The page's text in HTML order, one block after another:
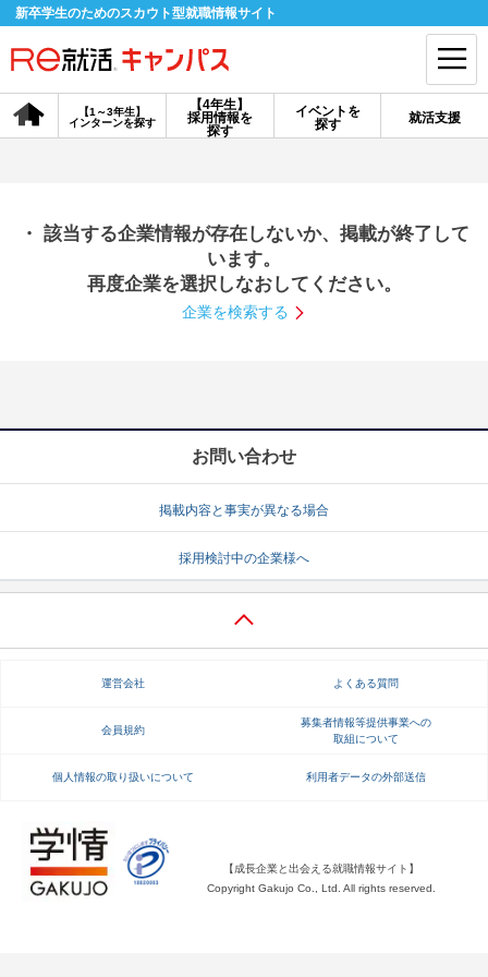
新卒学生のためのスカウト型就職情報サイト
【4年生】
採用情報を
探す
【1～3年生】
インターンを探す
イベントを
探す
就活支援
会員登録 ログイン
探す
【4年生】
説明会を探す
就活ノウハウ・サポート
就活ノウハウが満載！ お役立ち記事・相談室など
就活ニュースペーパー よくある質問
不明点があればこちら
・ 該当する企業情報が存在しないか、掲載が終了して
います。
再度企業を選択しなおしてください。
企業を検索する
お問い合わせ
掲載内容と事実が異なる場合
採用検討中の企業様へ
運営会社 よくある質問
会員規約
募集者情報等提供事業への
取組について
個人情報の取り扱いについて 利用者データの外部送信
【成長企業と出会える就職情報サイト】
Copyright Gakujo Co., Ltd. All rights reserved.